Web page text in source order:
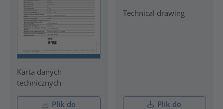
Karta danych
technicznych
Plik do
Technical drawing
Plik do